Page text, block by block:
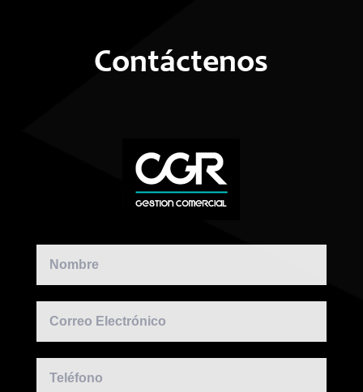
Contáctenos